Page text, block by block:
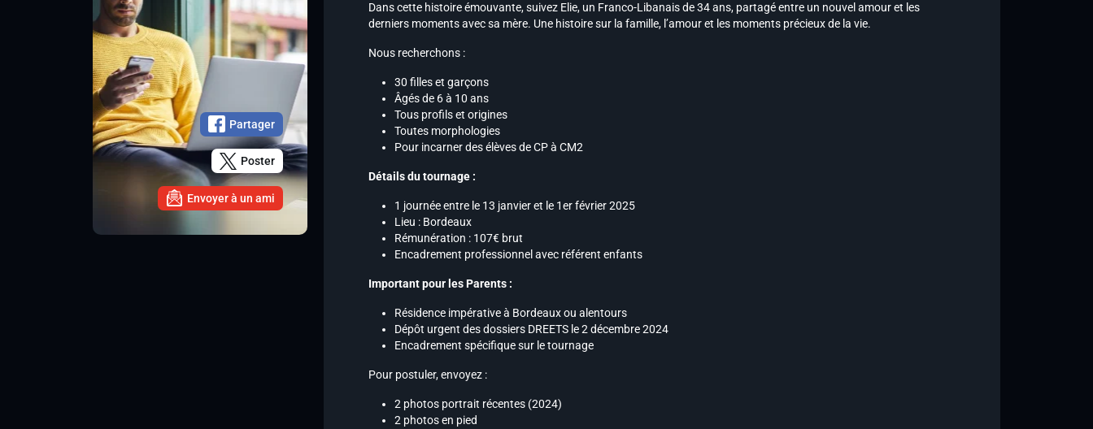
Partager
Poster
Envoyer à un ami
Dans cette histoire émouvante, suivez Elie, un Franco-Libanais de 34 ans, partagé entre un nouvel amour et les
derniers moments avec sa mère. Une histoire sur la famille, l’amour et les moments précieux de la vie.
Nous recherchons :
30 filles et garçons
Âgés de 6 à 10 ans
Tous profils et origines
Toutes morphologies
Pour incarner des élèves de CP à CM2
Détails du tournage :
1 journée entre le 13 janvier et le 1er février 2025
Lieu : Bordeaux
Rémunération : 107€ brut
Encadrement professionnel avec référent enfants
Important pour les Parents :
Résidence impérative à Bordeaux ou alentours
Dépôt urgent des dossiers DREETS le 2 décembre 2024
Encadrement spécifique sur le tournage
Pour postuler, envoyez :
2 photos portrait récentes (2024)
2 photos en pied